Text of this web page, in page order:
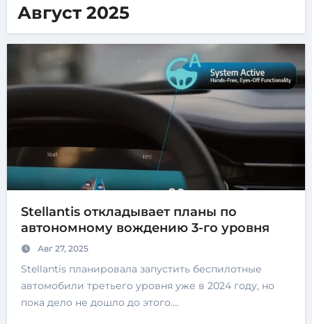
Август 2025
Stellantis откладывает планы по
автономному вождению 3-го уровня
Авг 27, 2025
Stellantis планировала запустить беспилотные
автомобили третьего уровня уже в 2024 году, но
пока дело не дошло до этого.…